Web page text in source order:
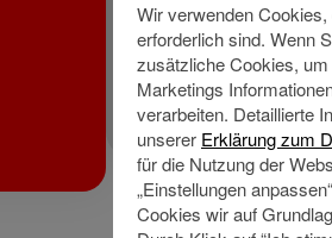
Termin vereinbaren
Wir verwenden
erforderlich sind. Wenn
zusätzliche Cookies,
Marketings
verarbeiten. Detaillierte
unserer Erklärung zum
für die Nutzung der
„Einstellungen
Cookies wir auf